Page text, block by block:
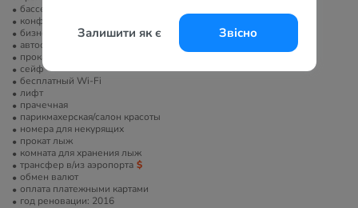
Залишити як є Звісно
бассейн с подогревом
конференц-зал/банкетный зал
бизнес-центр
автостоянка
прокат автомобилей
сейф
бесплатный Wi-Fi
лифт
прачечная
парикмахерская/салон красоты
номера для некурящих
прокат лыж
комната для хранения лыж
трансфер в/из аэропорта
обмен валют
оплата платежными картами
год реновации: 2016